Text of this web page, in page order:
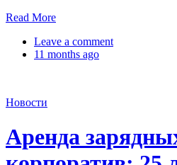
Read More
Leave a comment
11 months ago
Новости
Аренда